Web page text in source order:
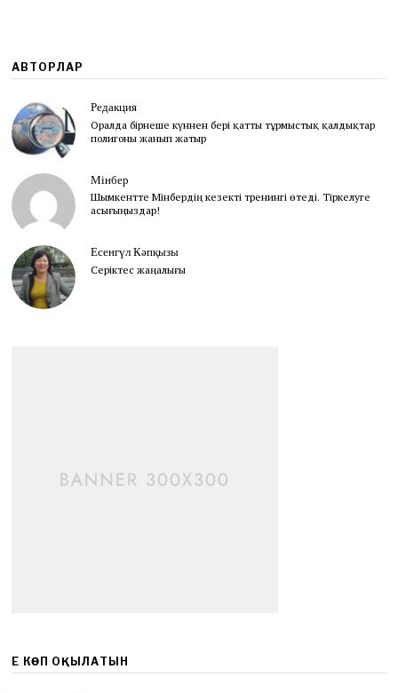
АВТОРЛАР
Редакция
Оралда бірнеше күннен бері қатты тұрмыстық қалдықтар
полигоны жанып жатыр
Мінбер
Шымкентте Мінбердің кезекті тренингі өтеді. Тіркелуге
асығыңыздар!
Есенгүл Кәпқызы
Серіктес жаңалығы
ЕҢ КӨП ОҚЫЛАТЫН